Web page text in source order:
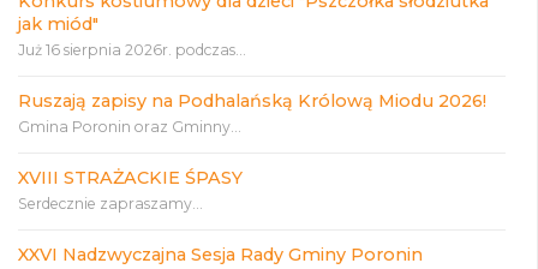
jak miód"
Już 16 sierpnia 2026r. podczas...
Ruszają zapisy na Podhalańską Królową Miodu 2026!
Gmina Poronin oraz Gminny...
XVIII STRAŻACKIE ŚPASY
Serdecznie zapraszamy...
XXVI Nadzwyczajna Sesja Rady Gminy Poronin